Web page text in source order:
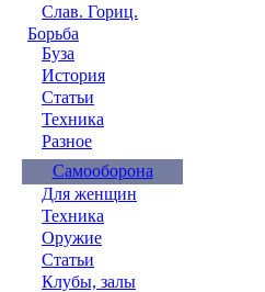
Слав. Гориц.
Борьба
Буза
История
Статьи
Техника
Разное
Самооборона
Для женщин
Техника
Оружие
Статьи
Клубы, залы